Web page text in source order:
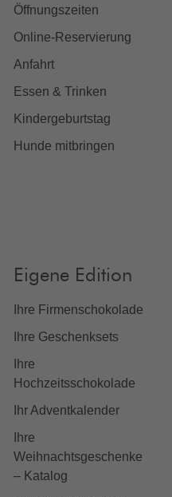
Öffnungszeiten
Online-Reservierung
Anfahrt
Essen & Trinken
Kindergeburtstag
Hunde mitbringen
Eigene Edition
Ihre Firmenschokolade
Ihre Geschenksets
Ihre
Hochzeitsschokolade
Ihr Adventkalender
Ihre
Weihnachtsgeschenke
– Katalog